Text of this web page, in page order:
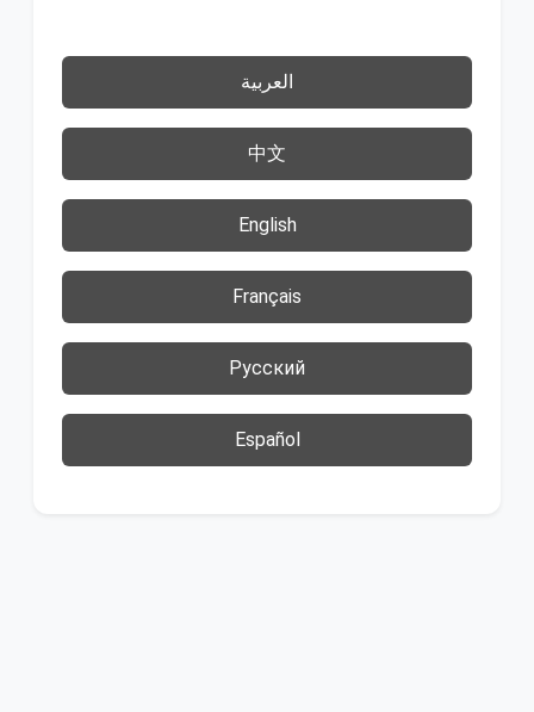
العربية
中文
English
Français
Русский
Español